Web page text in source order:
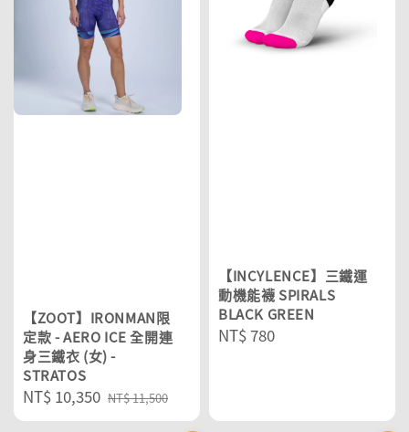
【ZOOT】IRONMAN限
定款 - AERO ICE 全開連
身三鐵衣 (女) -
STRATOS
Sale
price
NT$ 10,350 Regular
price
NT$ 11,500
【INCYLENCE】三鐵運
動機能襪 SPIRALS
BLACK GREEN
Regular
NT$ 780